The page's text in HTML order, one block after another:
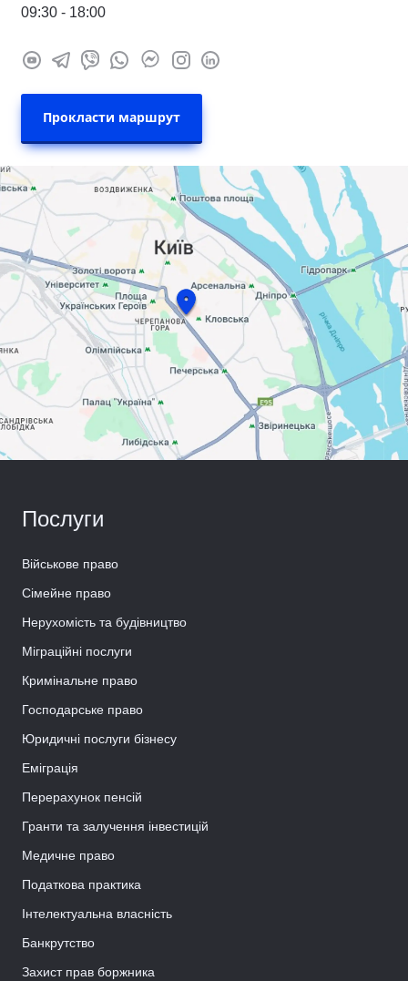
09:30 - 18:00
Прокласти маршрут
Послуги
Військове право
Сімейне право
Нерухомість та будівництво
Міграційні послуги
Кримінальне право
Господарське право
Юридичні послуги бізнесу
Еміграція
Перерахунок пенсій
Гранти та залучення інвестицій
Медичне право
Податкова практика
Інтелектуальна власність
Банкрутство
Захист прав боржника